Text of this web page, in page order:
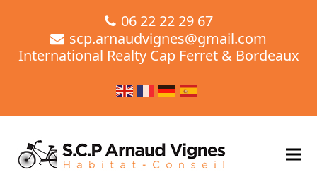
06 22 22 29 67
scp.arnaudvignes@gmail.com
International Realty Cap Ferret & Bordeaux